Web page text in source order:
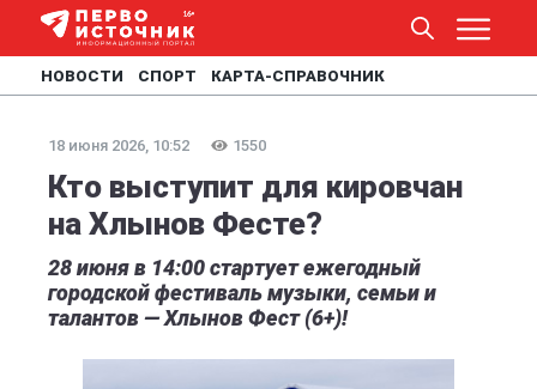
НОВОСТИ СПОРТ КАРТА-СПРАВОЧНИК
18 июня 2026, 10:52 1550
Кто выступит для кировчан
на Хлынов Фесте?
28 июня в 14:00 стартует ежегодный
городской фестиваль музыки, семьи и
талантов — Хлынов Фест (6+)!